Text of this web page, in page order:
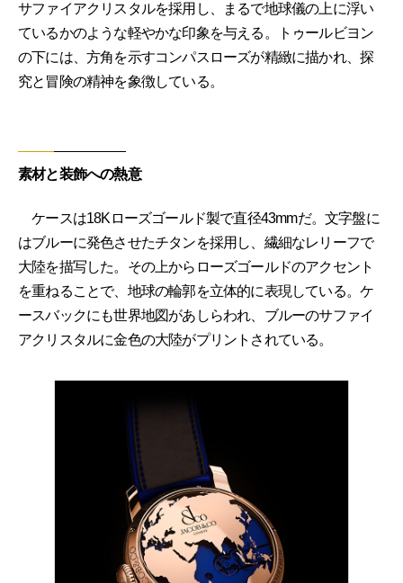
サファイアクリスタルを採用し、まるで地球儀の上に浮い
ているかのような軽やかな印象を与える。トゥールビヨン
の下には、方角を示すコンパスローズが精緻に描かれ、探
究と冒険の精神を象徴している。
素材と装飾への熱意
ケースは18Kローズゴールド製で直径43mmだ。文字盤に
はブルーに発色させたチタンを採用し、繊細なレリーフで
大陸を描写した。その上からローズゴールドのアクセント
を重ねることで、地球の輪郭を立体的に表現している。ケ
ースバックにも世界地図があしらわれ、ブルーのサファイ
アクリスタルに金色の大陸がプリントされている。